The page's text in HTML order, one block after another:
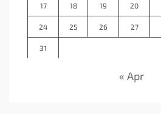
17 18 19 20
24 25 26 27
31
« Apr